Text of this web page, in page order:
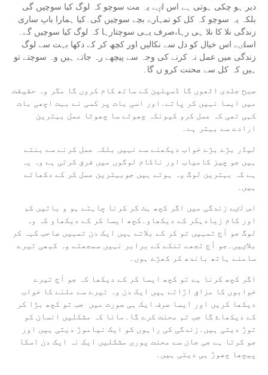
دیر ہو چکی ہوتی ہے اس لٸٕے یہ مت سوچو کہ لوگ کیا سوچیں گی
بلکہ یہ سوچو کہ کل کو تمہارے بچے سوچیں گی۔کیا ہمارا باپ ساری
زندگی نلا کا نلا ہی رہا،صرف یہی سوچتارہا کہ لوگ کیا سوچیں گے۔
اسلٸے اس خیال کو دل سے نکالیں اور کچھ کر کے دکھا بہت سے لوگ
زندگی میں عمل نہ کرنے کی وجہ سے پیچھے رہ جاتے ہیں وہ سوچتے تو
ہیں کہ کل سے محنت کرو ں گا۔
صبح جلدی اٹھوں گا ڈسپلین کے ساتھ کام کروں گا مگر وہ حقیقت
میں ایسا نہیں کر پاتے۔اور اسی بات پر کسی نے بہت اچھی بات
کہی تھی کہ عمل کرو کیونکہ چھوٹے سا چھوٹا عمل بہترین
ارادے سے بہتر ہے۔
لیڈر بڑے بڑے خواب دیکھنے سے نہیں بلکہ عمل کرنے سے بنتے
ہیں جو چیز کامیاب اور ناکام لوگوں میں فرق کرتی ہے وہ یہ
ہے کہ بہترین لوگ وہ ہوتے ہیں جوبہترین عمل کر کے دکھاتے
ہیں۔
اس لٸے زندگی میں اگر کچھ ہٹ کر کرنا چاہتے ہو و باتیں کم
اور کام زیادہکر کے دیکھاو۔کچھ ایسا کر کے دیکھاو کہ وہ
لوگ جو آج تمہیں تو کر کے بلاتے ہیں ایک دن تمہیں صاحب کہہ کر
بلاٸیں۔جو آج تجھے تنکے کے برابر نہیں سمجھتے وہ کبھی تیرے
سامنے ہاتھ باندھ کر کھڑے ہوں۔
اگر کچھ کرنا ہے تو کچھ ایسا کر کے دیکھا کہ جو آج تیرے
خوابوں کا مزاق اڑاتے ہیں ایک دن وہ تیرے سے ملنے کا خواب
دیکھا کریں اور ایسا صرف ایک ہی صورت میں جب تو کچھ بڑا کر
کے دیکھاۓ گا جب تم محنت کرے گا۔مانا کہ مشکلیں انسان کو
توڑ دیتی ہیں۔زندگی کی راہوں کو ایک نیاموڑ دیتی ہیں اور
جو کرتا ہے جی جان سے محنت پوری مشکلیں ایک نہ ایک دن اسکا
پیچھا چھوڑ ہی دیتی ہیں۔